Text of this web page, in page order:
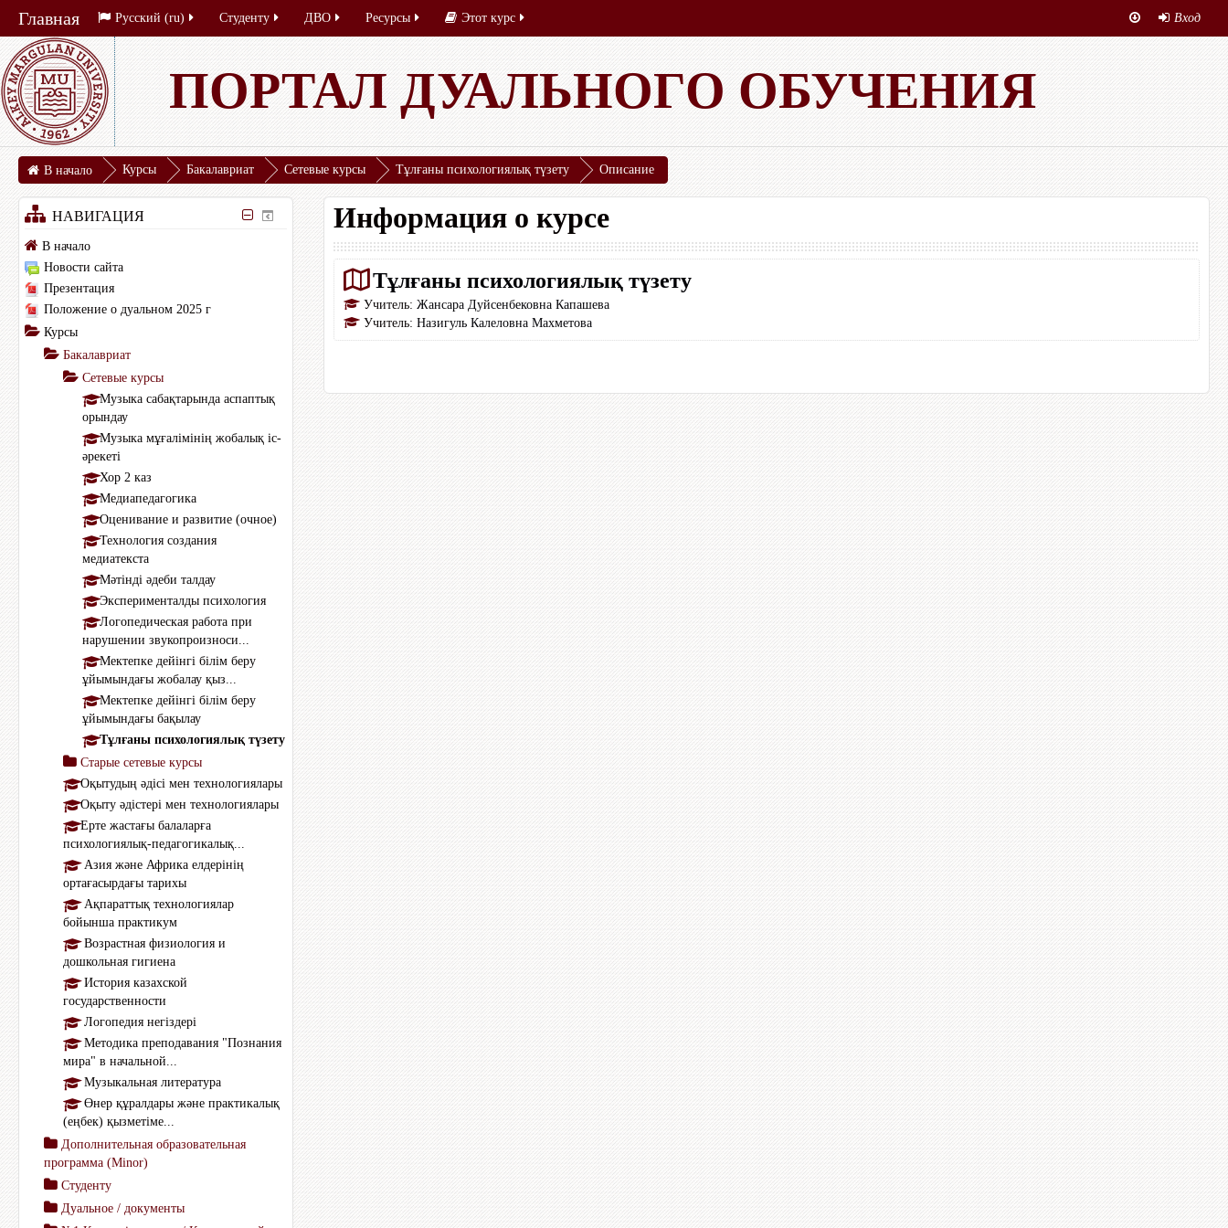
Главная Вход
Русский ‎(ru)‎ Студенту ДВО Ресурсы Этот курс
ПОРТАЛ ДУАЛЬНОГО ОБУЧЕНИЯ
В начало Курсы Бакалавриат Сетевые курсы Тұлғаны психологиялық түзету Описание
Информация о курсе
Тұлғаны психологиялық түзету
Учитель:Жансара Дуйсенбековна Капашева
Учитель:Назигуль Калеловна Махметова
НАВИГАЦИЯ
В начало
Новости сайта
Презентация
Положение о дуальном 2025 г
Курсы
Бакалавриат
Сетевые курсы
Музыка сабақтарында аспаптық
орындау
Музыка мұғалімінің жобалық іс-
әрекеті
Хор 2 каз
Медиапедагогика
Оценивание и развитие (очное)
Технология создания
медиатекста
Мәтінді әдеби талдау
Эксперименталды психология
Логопедическая работа при
нарушении звукопроизноси...
Мектепке дейінгі білім беру
ұйымындағы жобалау қыз...
Мектепке дейінгі білім беру
ұйымындағы бақылау
Тұлғаны психологиялық түзету
Старые сетевые курсы
Оқытудың әдісі мен технологиялары
Оқыту әдістері мен технологиялары
Ерте жастағы балаларға
психологиялық-педагогикалық...
Азия және Африка елдерінің
ортағасырдағы тарихы
Ақпараттық технологиялар
бойынша практикум
Возрастная физиология и
дошкольная гигиена
История казахской
государственности
Логопедия негіздері
Методика преподавания "Познания
мира" в начальной...
Музыкальная литература
Өнер құралдары және практикалық
(еңбек) қызметіме...
Дополнительная образовательная
программа (Мinor)
Студенту
Дуальное / документы